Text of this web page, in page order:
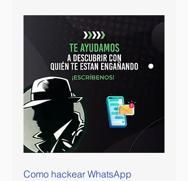
Como hackear WhatsApp